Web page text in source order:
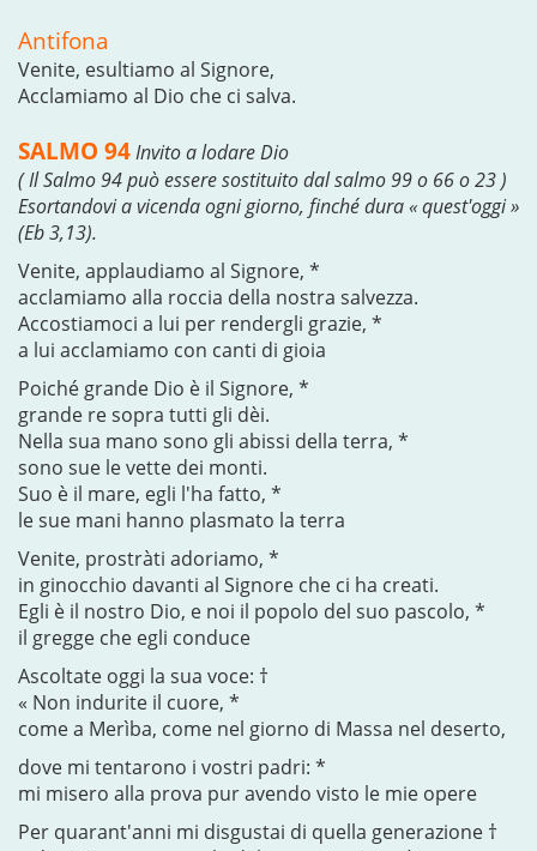
Antifona
Venite, esultiamo al Signore,
Acclamiamo al Dio che ci salva.
SALMO 94Invito a lodare Dio
( Il Salmo 94 può essere sostituito dal salmo 99 o 66 o 23 )
Esortandovi a vicenda ogni giorno, finché dura « quest'oggi »
(Eb 3,13).
Venite, applaudiamo al Signore, *
acclamiamo alla roccia della nostra salvezza.
Accostiamoci a lui per rendergli grazie, *
a lui acclamiamo con canti di gioia
Poiché grande Dio è il Signore, *
grande re sopra tutti gli dèi.
Nella sua mano sono gli abissi della terra, *
sono sue le vette dei monti.
Suo è il mare, egli l'ha fatto, *
le sue mani hanno plasmato la terra
Venite, prostràti adoriamo, *
in ginocchio davanti al Signore che ci ha creati.
Egli è il nostro Dio, e noi il popolo del suo pascolo, *
il gregge che egli conduce
Ascoltate oggi la sua voce: †
« Non indurite il cuore, *
come a Merìba, come nel giorno di Massa nel deserto,
dove mi tentarono i vostri padri: *
mi misero alla prova pur avendo visto le mie opere
Per quarant'anni mi disgustai di quella generazione †